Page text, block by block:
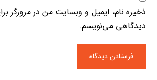
ذخیره نام، ایمیل و وبسایت من در مرورگر
دیدگاهی می‌نویسم.